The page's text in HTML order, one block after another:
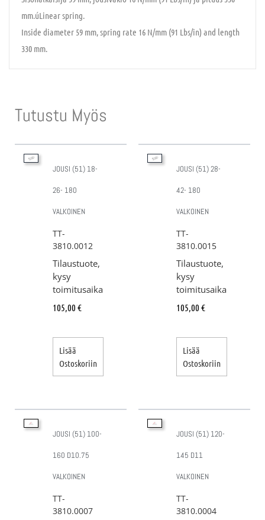
mm.úLinear spring.
Inside diameter 59 mm, spring rate 16 N/mm (91 Lbs/in) and length
330 mm.
Tutustu Myös
JOUSI (51) 18-
26- 180
VALKOINEN
TT-
3810.0012
Tilaustuote,
kysy
toimitusaika
105,00 €
Lisää
Ostoskoriin
JOUSI (51) 28-
42- 180
VALKOINEN
TT-
3810.0015
Tilaustuote,
kysy
toimitusaika
105,00 €
Lisää
Ostoskoriin
JOUSI (51) 100-
160 D10.75
VALKOINEN
TT-
3810.0007
JOUSI (51) 120-
145 D11
VALKOINEN
TT-
3810.0004